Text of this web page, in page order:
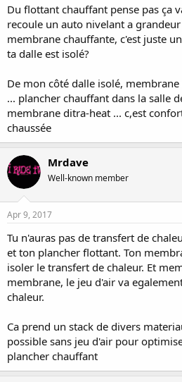
Du flottant chauffant pense pas ça
recoule un auto nivelant a grandeur
membrane chauffante, c'est juste
ta dalle est isolé?
De mon côté dalle isolé,
... plancher chauffant dans la salle
membrane ditra-heat ... c,est
chaussée
Mrdave
Well-known member
Apr 9, 2017
Tu n'auras pas de transfert de
et ton plancher flottant. Ton
isoler le transfert de chaleur. Et
membrane, le jeu d'air va
chaleur.
Ca prend un stack de divers
possible sans jeu d'air pour
plancher chauffant